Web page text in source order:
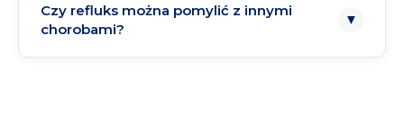
Czy refluks można pomylić z innymi
chorobami?
▼